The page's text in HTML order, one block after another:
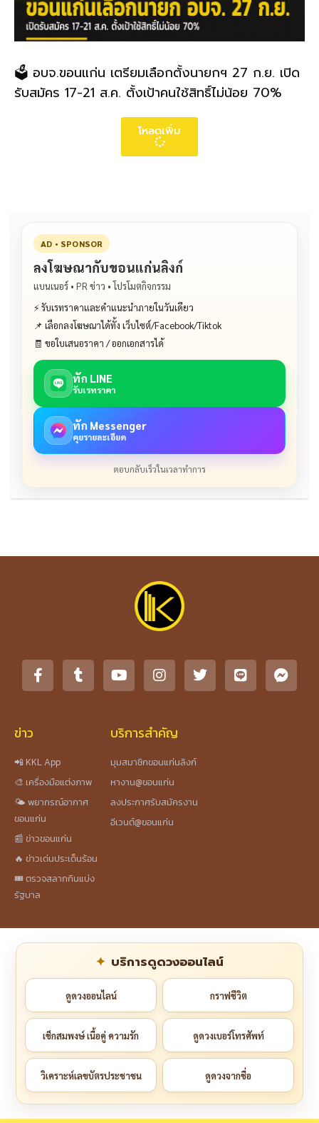
🗳️ อบจ.ขอนแก่น เตรียมเลือกตั้งนายกฯ 27 ก.ย. เปิด
รับสมัคร 17-21 ส.ค. ตั้งเป้าคนใช้สิทธิ์ไม่น้อย 70%
โหลดเพิ่ม
AD • SPONSOR
ลงโฆษณากับขอนแก่นลิงก์
แบนเนอร์ • PR ข่าว • โปรโมตกิจกรรม
⚡ รับเรทราคาและคำแนะนำภายในวันเดียว
📌 เลือกลงโฆษณาได้ทั้ง เว็บไซต์/Facebook/Tiktok
🧾 ขอใบเสนอราคา / ออกเอกสารได้
ทัก LINE
รับเรทราคา
ทัก Messenger
คุยรายละเอียด
ตอบกลับเร็วในเวลาทำการ
ข่าว
📲 KKL App
🎨 เครื่องมือแต่งภาพ
🌤️ พยากรณ์อากาศ
ขอนแก่น
📰 ข่าวขอนแก่น
🔥 ข่าวเด่นประเด็นร้อน
🎟️ ตรวจสลากกินแบ่ง
รัฐบาล
บริการสำคัญ
มุมสมาชิกขอนแก่นลิงก์
หางาน@ขอนแก่น
ลงประกาศรับสมัครงาน
อีเวนต์@ขอนแก่น
บริการดูดวงออนไลน์
ดูดวงออนไลน์ กราฟชีวิต
เช็กสมพงษ์ เนื้อคู่ ความรัก ดูดวงเบอร์โทรศัพท์
วิเคราะห์เลขบัตรประชาชน ดูดวงจากชื่อ